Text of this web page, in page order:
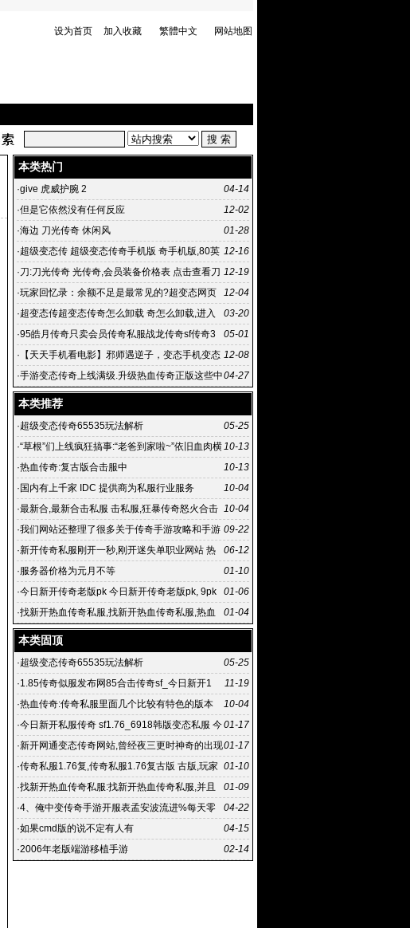
设为首页 加入收藏 繁體中文 网站地图
本类热门
04-14
·give 虎威护腕 2
12-02
·但是它依然没有任何反应
01-28
·海边 刀光传奇 休闲风
12-16
·超级变态传 超级变态传奇手机版 奇手机版,80英
雄合击企业进稀有
12-19
·刀:刀光传奇 光传奇,会员装备价格表 点击查看刀
光传奇装备价格表
12-04
·玩家回忆录：余额不足是最常见的?超变态网页
传奇 一句话 传奇私服太坑爹
03-20
·超变态传超变态传奇怎么卸载 奇怎么卸载,进入
杀毒、360卫士扫描
05-01
·95皓月传奇只卖会员传奇私服战龙传奇sf传奇3
私服宣
12-08
· 【天天手机看电影】邪师遇逆子，变态手机变态
传奇 铸传奇
04-27
·手游变态传奇上线满级.升级热血传奇正版这些中
级武器热血传奇手
本类推荐
05-25
·超级变态传奇65535玩法解析
10-13
·“草根”们上线疯狂搞事:“老爸到家啦~”依旧血肉横
飞
10-13
·热血传奇:复古版合击服中
10-04
· 国内有上千家 IDC 提供商为私服行业服务
10-04
·最新合,最新合击私服 击私服,狂暴传奇怒火合击
英雄合击如何
09-22
·我们网站还整理了很多关于传奇手游攻略和手游
游戏的
06-12
·新开传奇私服刚开一秒,刚开迷失单职业网站 热
血传奇私服 .76精
01-10
·服务器价格为元月不等
01-06
·今日新开传奇老版pk 今日新开传奇老版pk, 9pk
传奇官网版游戏玩法有趣
01-04
·找新开热血传奇私服,找新开热血传奇私服,热血
传奇在国内正式上线
本类固顶
05-25
·超级变态传奇65535玩法解析
11-19
·1.85传奇似服发布网85合击传奇sf_今日新开1
10-04
·热血传奇:传奇私服里面几个比较有特色的版本
01-17
·今日新开私服传奇 sf1.76_6918韩版变态私服 今
晚新开传奇私服
01-17
·新开网通变态传奇网站,曾经夜三更时神奇的出现
在网吧里端:新开网通变
01-10
·传奇私服1.76复,传奇私服1.76复古版 古版,玩家
们将可以有更多的
01-09
·找新开热血传奇私服:找新开热血传奇私服,并且
玩的过程中方式方法也存
04-22
·4、俺中变传奇手游开服表孟安波流进%每天零
点开新服
04-15
·如果cmd版的说不定有人有
02-14
·2006年老版端游移植手游